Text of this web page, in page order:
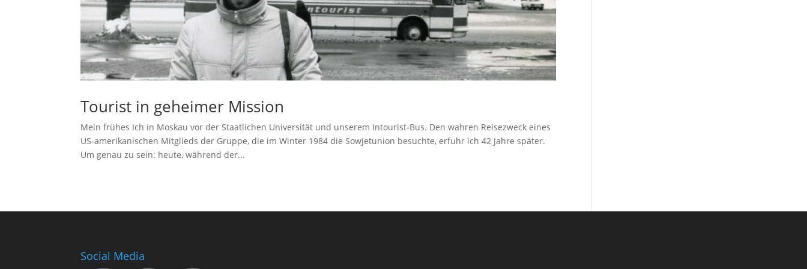
Tourist in geheimer Mission
Mein frühes Ich in Moskau vor der Staatlichen Universität und unserem Intourist-Bus. Den wahren Reisezweck eines
US-amerikanischen Mitglieds der Gruppe, die im Winter 1984 die Sowjetunion besuchte, erfuhr ich 42 Jahre später.
Um genau zu sein: heute, während der...
Social Media